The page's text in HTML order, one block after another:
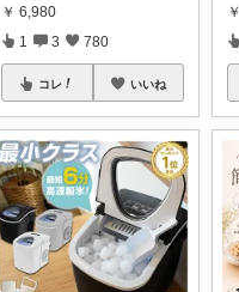
￥ 6,980
1 3 780
コレ いいね
￥